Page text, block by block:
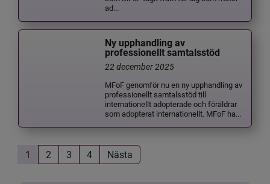
ad...
Ny upphandling av
professionellt samtalsstöd
22 december 2025
MFoF genomför nu en ny upphandling av
professionellt samtalsstöd till
internationellt adopterade och föräldrar
som adopterat internationellt. MFoF ha...
1 2 3 4 Nästa